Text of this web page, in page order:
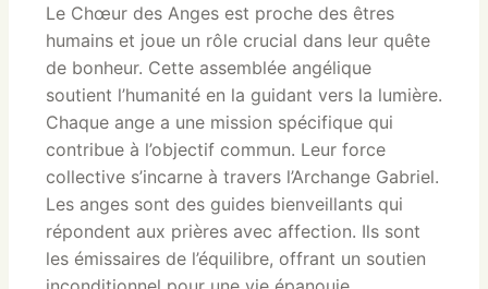
Le Chœur des Anges est proche des êtres
humains et joue un rôle crucial dans leur quête
de bonheur. Cette assemblée angélique
soutient l’humanité en la guidant vers la lumière.
Chaque ange a une mission spécifique qui
contribue à l’objectif commun. Leur force
collective s’incarne à travers l’Archange Gabriel.
Les anges sont des guides bienveillants qui
répondent aux prières avec affection. Ils sont
les émissaires de l’équilibre, offrant un soutien